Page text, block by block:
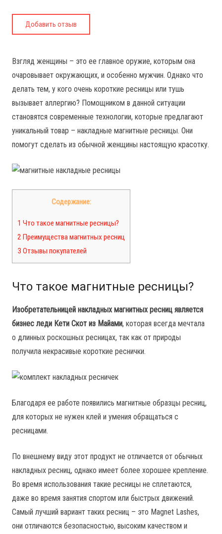
Добавить отзыв
Взгляд женщины – это ее главное оружие, которым она
очаровывает окружающих, и особенно мужчин. Однако что
делать тем, у кого очень короткие ресницы или тушь
вызывает аллергию? Помощником в данной ситуации
становятся современные технологии, которые предлагают
уникальный товар – накладные магнитные ресницы. Они
помогут сделать из обычной женщины настоящую красотку.
Содержание:
1 Что такое магнитные ресницы?
2 Преимущества магнитных ресниц
3 Отзывы покупателей
Что такое магнитные ресницы?
Изобретательницей накладных магнитных ресниц является
бизнес леди Кети Скот из Майами, которая всегда мечтала
о длинных роскошных ресницах, так как от природы
получила некрасивые короткие реснички.
Благодаря ее работе появились магнитные образцы ресниц,
для которых не нужен клей и умения обращаться с
ресницами.
По внешнему виду этот продукт не отличается от обычных
накладных ресниц, однако имеет более хорошее крепление.
Во время использования такие ресницы не сплетаются,
даже во время занятия спортом или быстрых движений.
Самый лучший вариант таких ресниц – это Magnet Lashes,
они отличаются безопасностью, высоким качеством и